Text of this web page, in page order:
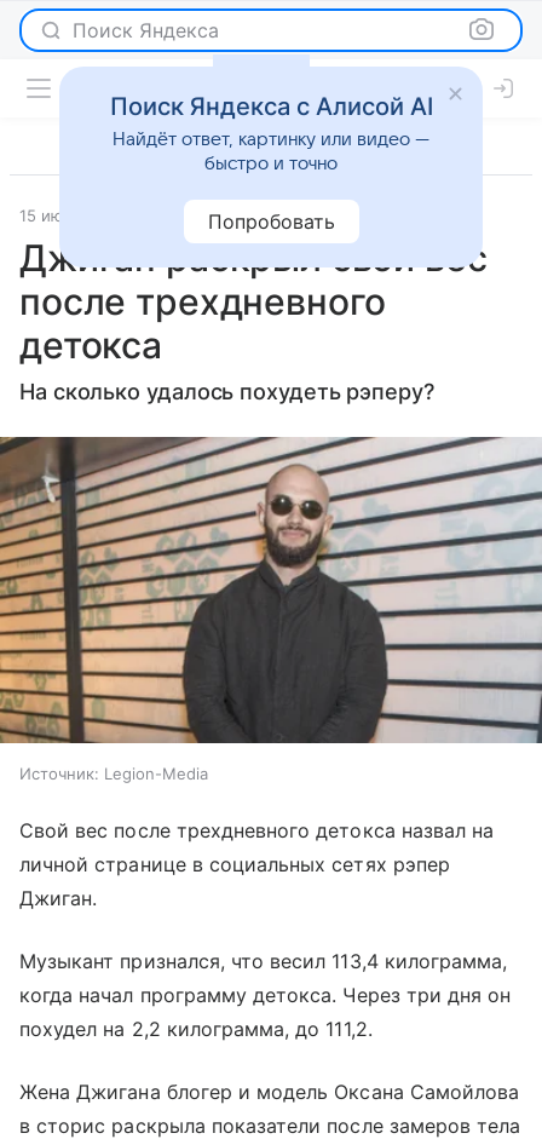
Поиск Яндекса
15 июня 2023 Мослента Светская жизнь
Джиган раскрыл свой вес
после трехдневного
детокса
На сколько удалось похудеть рэперу?
Источник: Legion-Media
Свой вес после трехдневного детокса назвал на
личной странице в социальных сетях рэпер
Джиган.
Музыкант признался, что весил 113,4 килограмма,
когда начал программу детокса. Через три дня он
похудел на 2,2 килограмма, до 111,2.
Жена Джигана блогер и модель Оксана Самойлова
в сторис раскрыла показатели после замеров тела
Поиск Яндекса с Алисой AI
Найдёт ответ, картинку или видео —
быстро и точно
Попробовать